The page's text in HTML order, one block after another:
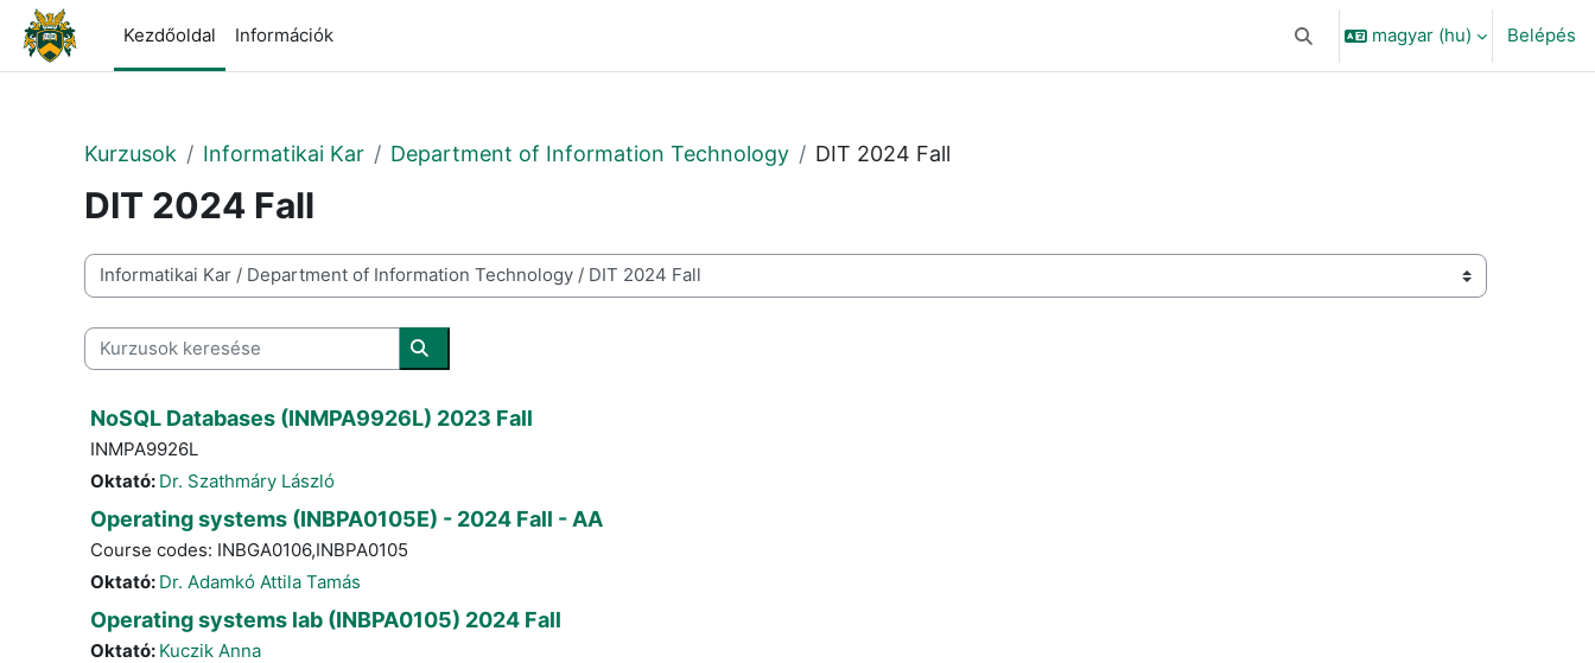
Tovább a fő tartalomhoz
Kezdőoldal
Információk Keresési bemeneti adatok váltása
magyar ‎(hu)‎ Belépés
Kurzusok Informatikai Kar Department of Information Technology DIT 2024 Fall
DIT 2024 Fall
Kurzuskategóriák
Kurzusok keresése
Kurzusok keresése
NoSQL Databases (INMPA9926L) 2023 Fall
INMPA9926L
Oktató: Dr. Szathmáry László
Operating systems (INBPA0105E) - 2024 Fall - AA
Course codes: INBGA0106,INBPA0105
Oktató: Dr. Adamkó Attila Tamás
Operating systems lab (INBPA0105) 2024 Fall
Oktató: Kuczik Anna